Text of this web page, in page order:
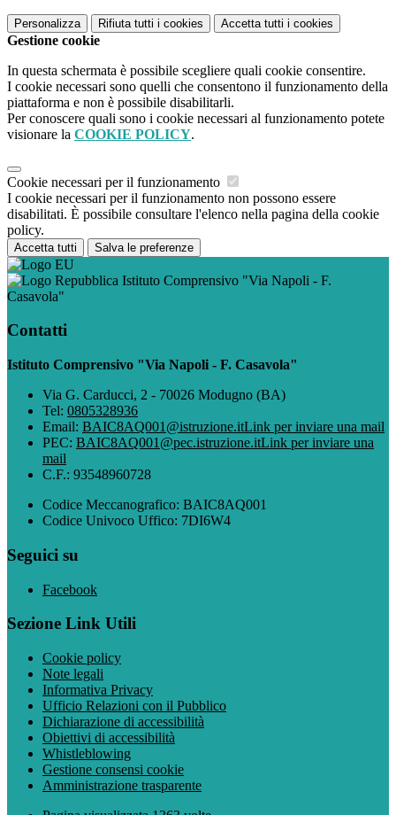
Personalizza Rifiuta tutti i cookies Accetta tutti i cookies
Gestione cookie
In questa schermata è possibile scegliere quali cookie consentire.
I cookie necessari sono quelli che consentono il funzionamento della
piattaforma e non è possibile disabilitarli.
Per conoscere quali sono i cookie necessari al funzionamento potete
visionare la COOKIE POLICY.
Cookie necessari per il funzionamento
I cookie necessari per il funzionamento non possono essere
disabilitati. È possibile consultare l'elenco nella pagina della cookie
policy.
Accetta tutti Salva le preferenze
Istituto Comprensivo "Via Napoli - F.
Casavola"
Contatti
Istituto Comprensivo "Via Napoli - F. Casavola"
Via G. Carducci, 2 - 70026 Modugno (BA)
Tel: 0805328936
Email: BAIC8AQ001@istruzione.itLink per inviare una mail
PEC: BAIC8AQ001@pec.istruzione.itLink per inviare una
mail
C.F.: 93548960728
Codice Meccanografico: BAIC8AQ001
Codice Univoco Uffico: 7DI6W4
Seguici su
Facebook
Sezione Link Utili
Cookie policy
Note legali
Informativa Privacy
Ufficio Relazioni con il Pubblico
Dichiarazione di accessibilità
Obiettivi di accessibilità
Whistleblowing
Gestione consensi cookie
Amministrazione trasparente